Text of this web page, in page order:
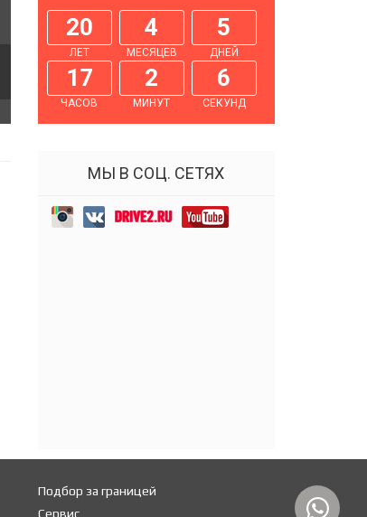
20
ЛЕТ
4
МЕСЯЦЕВ
5
ДНЕЙ
17
ЧАСОВ
2
МИНУТ
7
СЕКУНД
МЫ В СОЦ. СЕТЯХ
Подбор за границей
Сервис